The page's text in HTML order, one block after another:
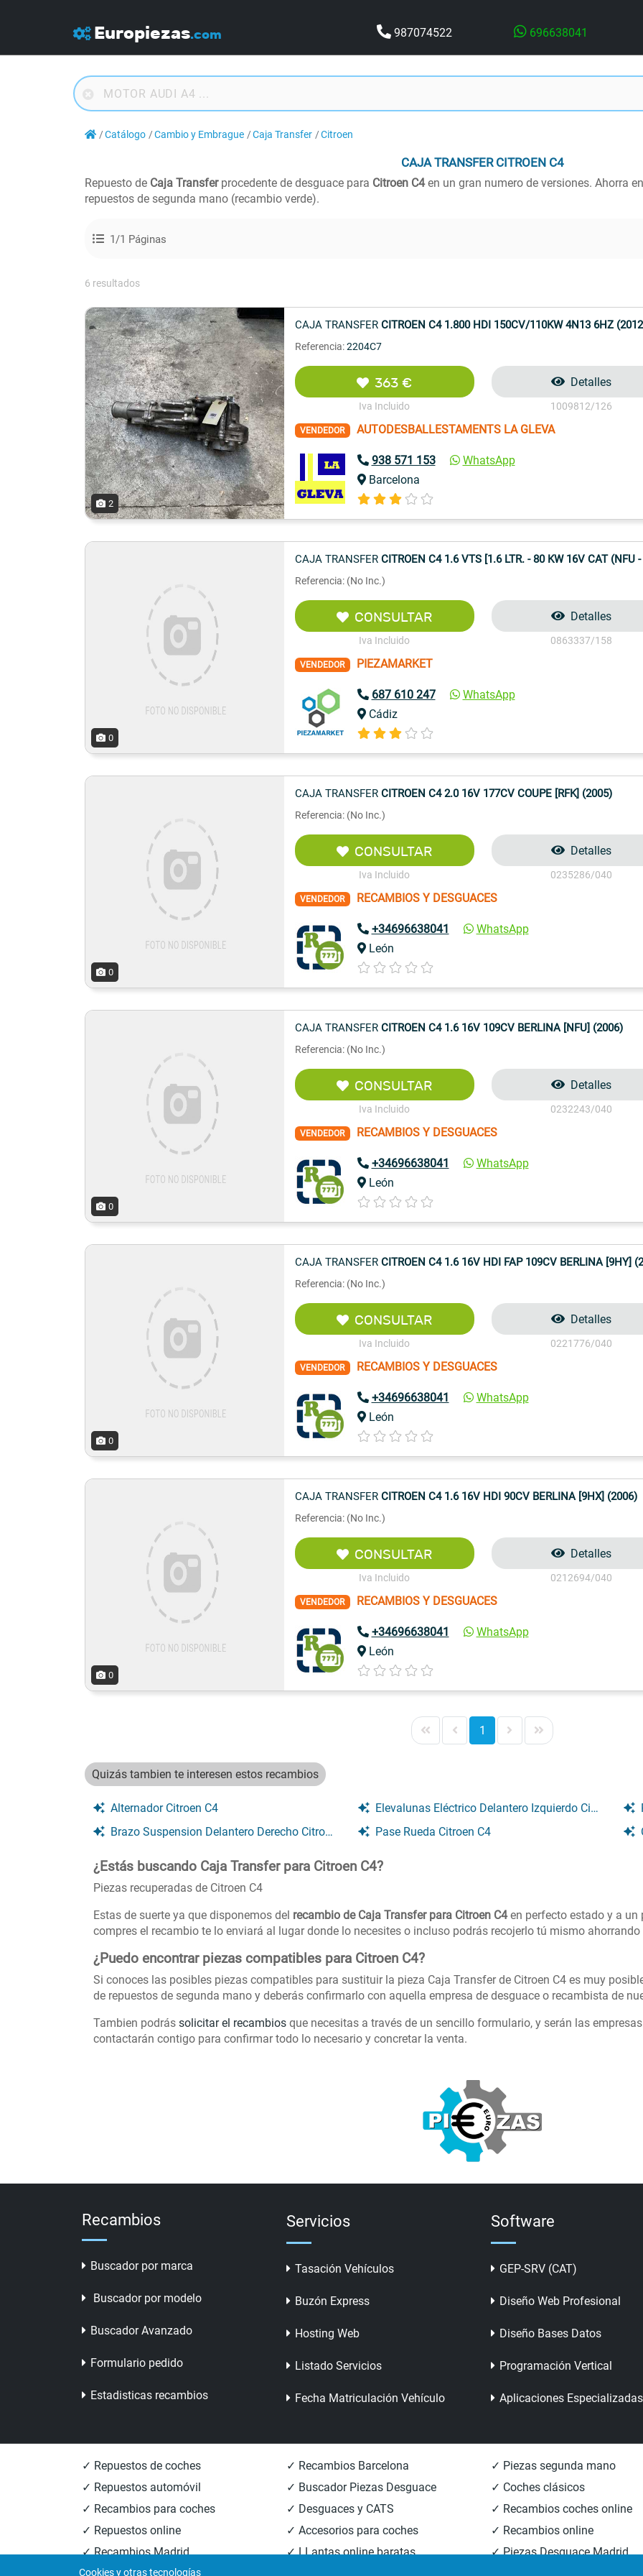
Europiezas.com 987074522 696638041
Catálogo Cambio y Embrague Caja Transfer Citroen
CAJA TRANSFERCITROEN C4
Repuesto de Caja Transferprocedente de desguace para Citroen C4en un gran numero de versiones. Ahorra
repuestos de segunda mano (recambio verde).
1/1 Páginas
6 resultados
2
CAJA TRANSFER CITROEN C4 1.800 HDI 150CV/110KW 4N13 6HZ
Referencia: 2204C7
363 €
Iva Incluido
Detalles
1009812/126
VENDEDOR AUTODESBALLESTAMENTS LA GLEVA
938 571 153
WhatsApp
Barcelona
0
CAJA TRANSFER CITROEN C4 1.6 VTS [1.6 LTR. - 80 KW 16V CAT (NFU
Referencia: (No Inc.)
CONSULTAR
Iva Incluido
Detalles
0863337/158
VENDEDOR PIEZAMARKET
687 610 247
WhatsApp
Cádiz
0
CAJA TRANSFER CITROEN C4 2.0 16V 177CV COUPE [RFK] (2005)
Referencia: (No Inc.)
CONSULTAR
Iva Incluido
Detalles
0235286/040
VENDEDOR RECAMBIOS Y DESGUACES
+34696638041
WhatsApp
León
0
CAJA TRANSFER CITROEN C4 1.6 16V 109CV BERLINA [NFU] (2006)
Referencia: (No Inc.)
CONSULTAR
Iva Incluido
Detalles
0232243/040
VENDEDOR RECAMBIOS Y DESGUACES
+34696638041
WhatsApp
León
0
CAJA TRANSFER CITROEN C4 1.6 16V HDI FAP 109CV BERLINA [9HY]
Referencia: (No Inc.)
CONSULTAR
Iva Incluido
Detalles
0221776/040
VENDEDOR RECAMBIOS Y DESGUACES
+34696638041
WhatsApp
León
0
CAJA TRANSFER CITROEN C4 1.6 16V HDI 90CV BERLINA [9HX] (2006)
Referencia: (No Inc.)
CONSULTAR
Iva Incluido
Detalles
0212694/040
VENDEDOR RECAMBIOS Y DESGUACES
+34696638041
WhatsApp
León
1
Quizás tambien te interesen estos recambios
Alternador Citroen C4 Elevalunas Eléctrico Delantero Izquierdo Citroen C4
Brazo Suspension Delantero Derecho Citroen C4
Pase Rueda Citroen C4
¿Estás buscando Caja Transfer para Citroen C4?
Piezas recuperadas de Citroen C4
Estas de suerte ya que disponemos del recambio de Caja Transfer para Citroen C4en perfecto estado y a un
compres el recambio te lo enviará al lugar donde lo necesites o incluso podrás recojerlo tú mismo
¿Puedo encontrar piezas compatibles para Citroen C4?
Si conoces las posibles piezas compatibles para sustituir la pieza Caja Transfer de Citroen C4 es muy
de repuestos de segunda mano y deberás confirmarlo con aquella empresa de desguace o recambista de
Tambien podrás solicitar el recambios que necesitas a través de un sencillo formulario, y serán las
contactarán contigo para confirmar todo lo necesario y concretar la venta.
Recambios
Buscador por marca
Buscador por modelo
Buscador Avanzado
Formulario pedido
Estadisticas recambios
Servicios
Tasación Vehículos
Buzón Express
Hosting Web
Listado Servicios
Fecha Matriculación Vehículo
Software
GEP-SRV (CAT)
Diseño Web Profesional
Diseño Bases Datos
Programación Vertical
Aplicaciones Especializadas
✓ Repuestos de coches
✓ Repuestos automóvil
✓ Recambios para coches
✓ Repuestos online
✓ Recambios Madrid
✓ Recambios Barcelona
✓ Buscador Piezas Desguace
✓ Desguaces y CATS
✓ Accesorios para coches
✓ LLantas online baratas
✓ Piezas segunda mano
✓ Coches clásicos
✓ Recambios coches online
✓ Recambios online
✓ Piezas Desguace Madrid
Cookies y otras tecnologías